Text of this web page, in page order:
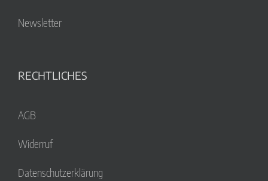
Newsletter
RECHTLICHES
AGB
Widerruf
Datenschutzerklärung